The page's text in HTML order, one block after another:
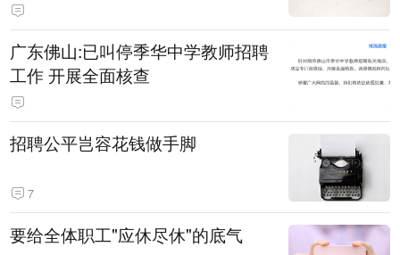
广东佛山:已叫停季华中学教师招聘
工作 开展全面核查
招聘公平岂容花钱做手脚
7
要给全体职工"应休尽休"的底气